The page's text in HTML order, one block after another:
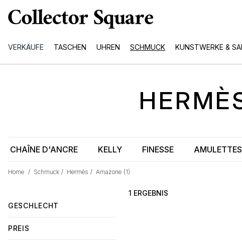
VERKÄUFE TASCHEN UHREN SCHMUCK KUNSTWERKE &
Home / Schmuck / Hermès / Amazone (1)
CHAÎNE D'ANCRE KELLY FINESSE AMULETTES
1 ERGEBNIS
GESCHLECHT
PREIS